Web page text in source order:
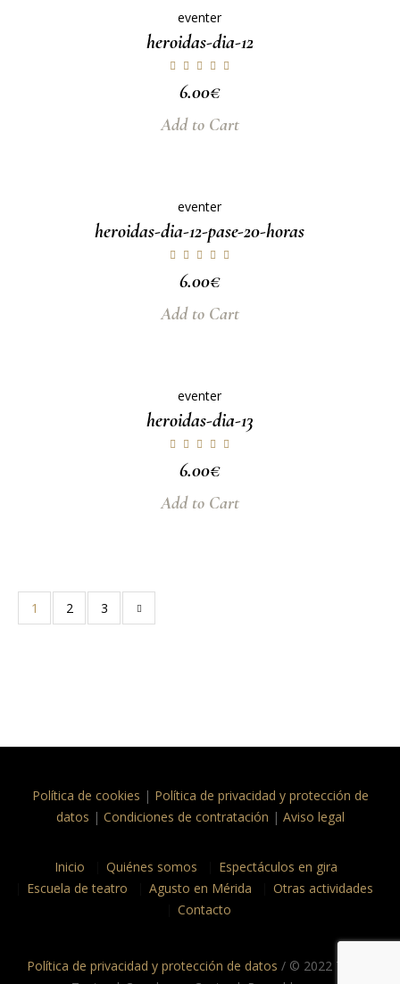
eventer
heroidas-dia-12
6.00€
Add to Cart
eventer
heroidas-dia-12-pase-20-horas
6.00€
Add to Cart
eventer
heroidas-dia-13
6.00€
Add to Cart
1 2 3
Política de cookies | Política de privacidad y protección de
datos | Condiciones de contratación | Aviso legal
Inicio Quiénes somos
Espectáculos en gira
Escuela de teatro
Agusto en Mérida
Otras actividades
Contacto
Política de privacidad y protección de datos / © 2022 Taptc?